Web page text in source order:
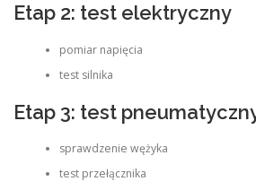
Etap 2: test elektryczny
pomiar napięcia
test silnika
Etap 3: test
sprawdzenie wężyka
test przełącznika